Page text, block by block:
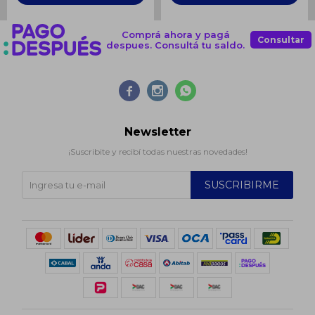
Comprá ahora y pagá
despues. Consultá tu saldo.
Consultar
  
Newsletter
¡Suscribite y recibí todas nuestras novedades!
SUSCRIBIRME